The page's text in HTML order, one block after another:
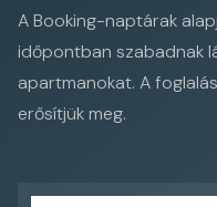
A Booking-naptárak
időpontban szabadnak
apartmanokat. A
erősítjük meg.